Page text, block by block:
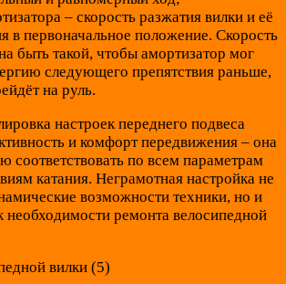
– скорость разжатия вилки и её
в первоначальное положение. Скорость
быть такой, чтобы амортизатор мог
следующего препятствия раньше,
на руль.
настроек переднего подвеса
и комфорт передвижения – она
соответствовать по всем параметрам
катания. Неграмотная настройка не
возможности техники, но и
необходимости ремонта велосипедной